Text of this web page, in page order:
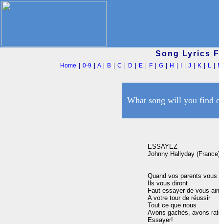
Song Lyrics
Home |0-9 |A| B |C D E F |G H |J K L
What song will you find
ESSAYEZ
Johnny Hallyday
Quand vos parents vous
Ils vous diront
Faut essayer de vous
A votre tour de réussir
Tout ce que nous
Avons gachés, avons
Essayer!